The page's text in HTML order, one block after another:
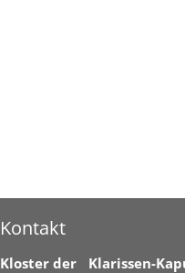
Kontakt
Kloster der Klarissen-